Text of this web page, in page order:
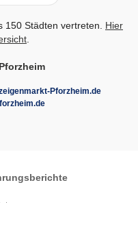
150 Städten vertreten.
Hier
Pforzheim.de